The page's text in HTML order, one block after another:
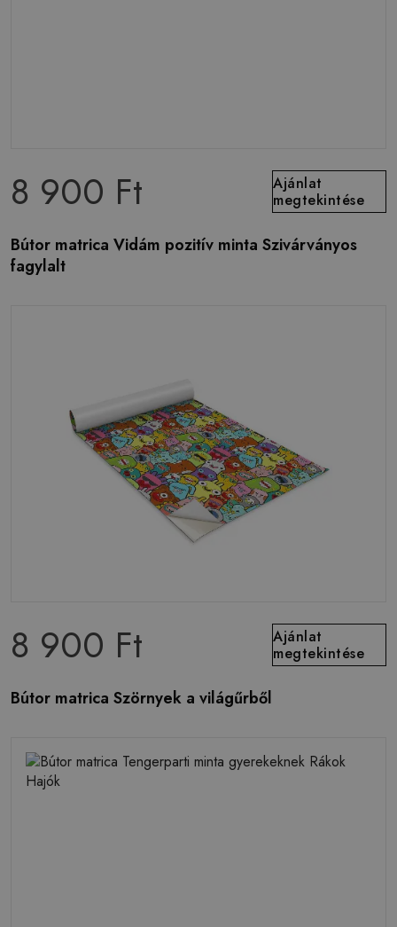
8 900 Ft
Ajánlat
megtekintése
Bútor matrica Vidám pozitív minta Szivárványos
fagylalt
8 900 Ft
Ajánlat
megtekintése
Bútor matrica Szörnyek a világűrből